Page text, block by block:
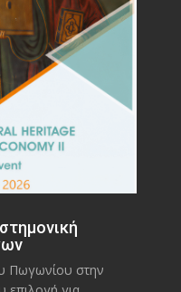
Πωγωνίου στην